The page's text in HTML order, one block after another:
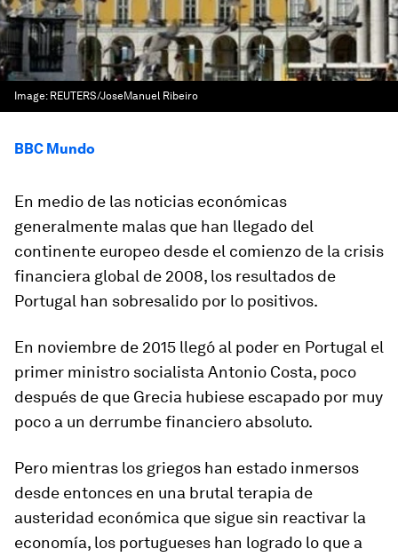
Image: REUTERS/JoseManuel Ribeiro
BBC Mundo
En medio de las noticias económicas
generalmente malas que han llegado del
continente europeo desde el comienzo de la crisis
financiera global de 2008, los resultados de
Portugal han sobresalido por lo positivos.
En noviembre de 2015 llegó al poder en Portugal el
primer ministro socialista Antonio Costa, poco
después de que Grecia hubiese escapado por muy
poco a un derrumbe financiero absoluto.
Pero mientras los griegos han estado inmersos
desde entonces en una brutal terapia de
austeridad económica que sigue sin reactivar la
economía, los portugueses han logrado lo que a